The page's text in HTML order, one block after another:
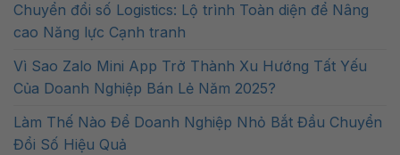
Chuyển đổi số Logistics: Lộ trình Toàn diện để Nâng
cao Năng lực Cạnh tranh
Vì Sao Zalo Mini App Trở Thành Xu Hướng Tất Yếu
Của Doanh Nghiệp Bán Lẻ Năm 2025?
Làm Thế Nào Để Doanh Nghiệp Nhỏ Bắt Đầu Chuyển
Đổi Số Hiệu Quả